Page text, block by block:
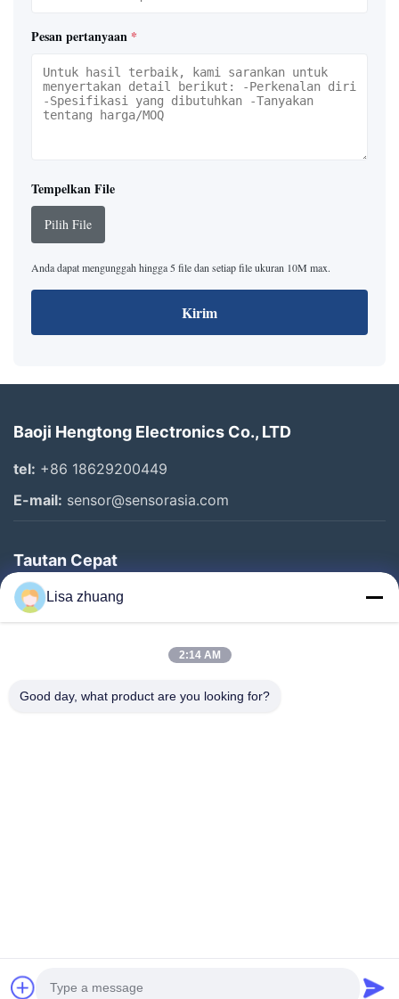
Pesan pertanyaan *
Tempelkan File
Pilih File
Anda dapat mengunggah hingga 5 file dan setiap file ukuran 10M max.
Kirim
Baoji Hengtong Electronics Co., LTD
tel: +86 18629200449
E-mail: sensor@sensorasia.com
Tautan Cepat
Rumah
Produk
Tentang Kami
©2023- Baoji Hengtong Electronics Co., LTD. Semua hak dilindungi
Lisa zhuang
2:14 AM
Good day, what product are you looking for?